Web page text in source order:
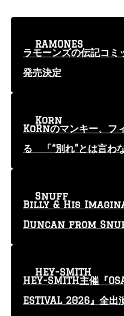
ラモーンズの伝記コ
発売決定
RAMONES
KoRnのマンキー、フ
る 「“別れ”とは言わ
Korn
Billy & His
Duncan from
Snuff
HEY-SMITH主催『
ESTIVAL 2026』全出
HEY-SMITH